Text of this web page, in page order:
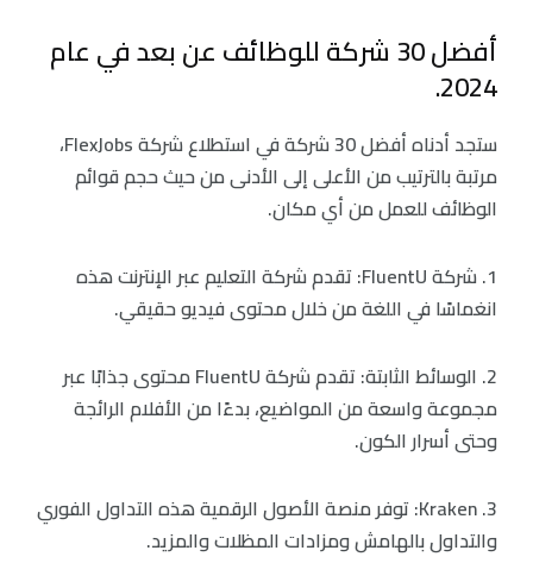
أفضل 30 شركة للوظائف عن بعد في عام
2024.
ستجد أدناه أفضل 30 شركة في استطلاع شركة FlexJobs،
مرتبة بالترتيب من الأعلى إلى الأدنى من حيث حجم قوائم
الوظائف للعمل من أي مكان.
1. شركة FluentU: تقدم شركة التعليم عبر الإنترنت هذه
انغماسًا في اللغة من خلال محتوى فيديو حقيقي.
2. الوسائط الثابتة: تقدم شركة FluentU محتوى جذابًا عبر
مجموعة واسعة من المواضيع، بدءًا من الأفلام الرائجة
وحتى أسرار الكون.
3. Kraken: توفر منصة الأصول الرقمية هذه التداول الفوري
والتداول بالهامش ومزادات المظلات والمزيد.